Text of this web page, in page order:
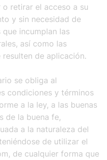
retirar el acceso a su
y sin necesidad de
incumplan las
así como las
de aplicación.
se obliga al
condiciones y términos
a la ley, a las buenas
de la buena fe,
a la naturaleza del
de utilizar el
de cualquier forma que